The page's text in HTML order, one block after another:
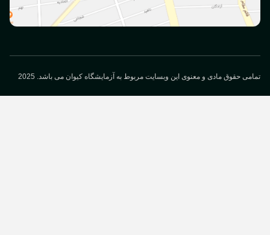
حقوق مادی و معنوی این وبسایت مربوط به آزمایشگاه کیوان می باشد. 2025